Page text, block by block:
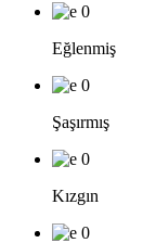
0
Eğlenmiş
0
Şaşırmış
0
Kızgın
0